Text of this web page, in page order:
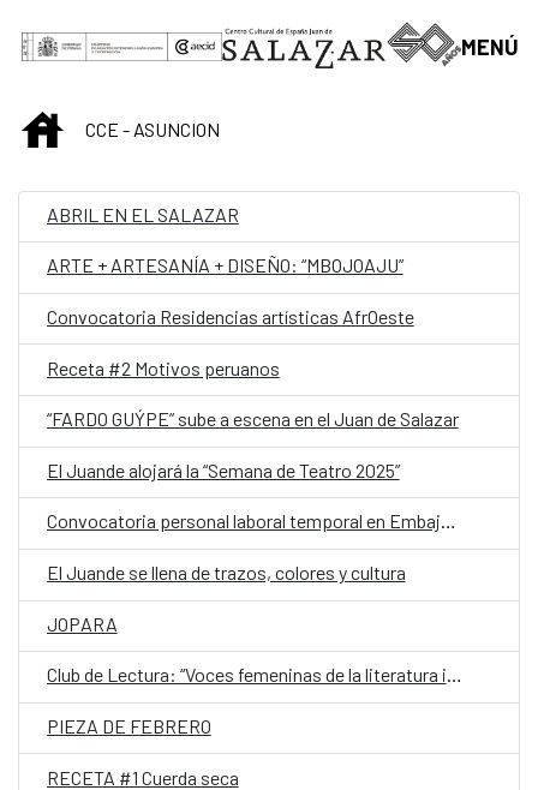
Saltar al contenido principal
MENÚ
INICIOCCE - ASUNCION
ABRIL EN EL SALAZAR
ARTE + ARTESANÍA + DISEÑO: “MBOJOAJU”
Convocatoria Residencias artísticas AfrOeste
Receta #2 Motivos peruanos
“FARDO GUÝPE” sube a escena en el Juan de Salazar
El Juande alojará la “Semana de Teatro 2025”
Convocatoria personal laboral temporal en Embajada de España en Asunción (Paraguay) con la categoría de Auxiliar
El Juande se llena de trazos, colores y cultura
JOPARA
Club de Lectura: “Voces femeninas de la literatura iberoamericana contemporánea”
PIEZA DE FEBRERO
RECETA #1 Cuerda seca